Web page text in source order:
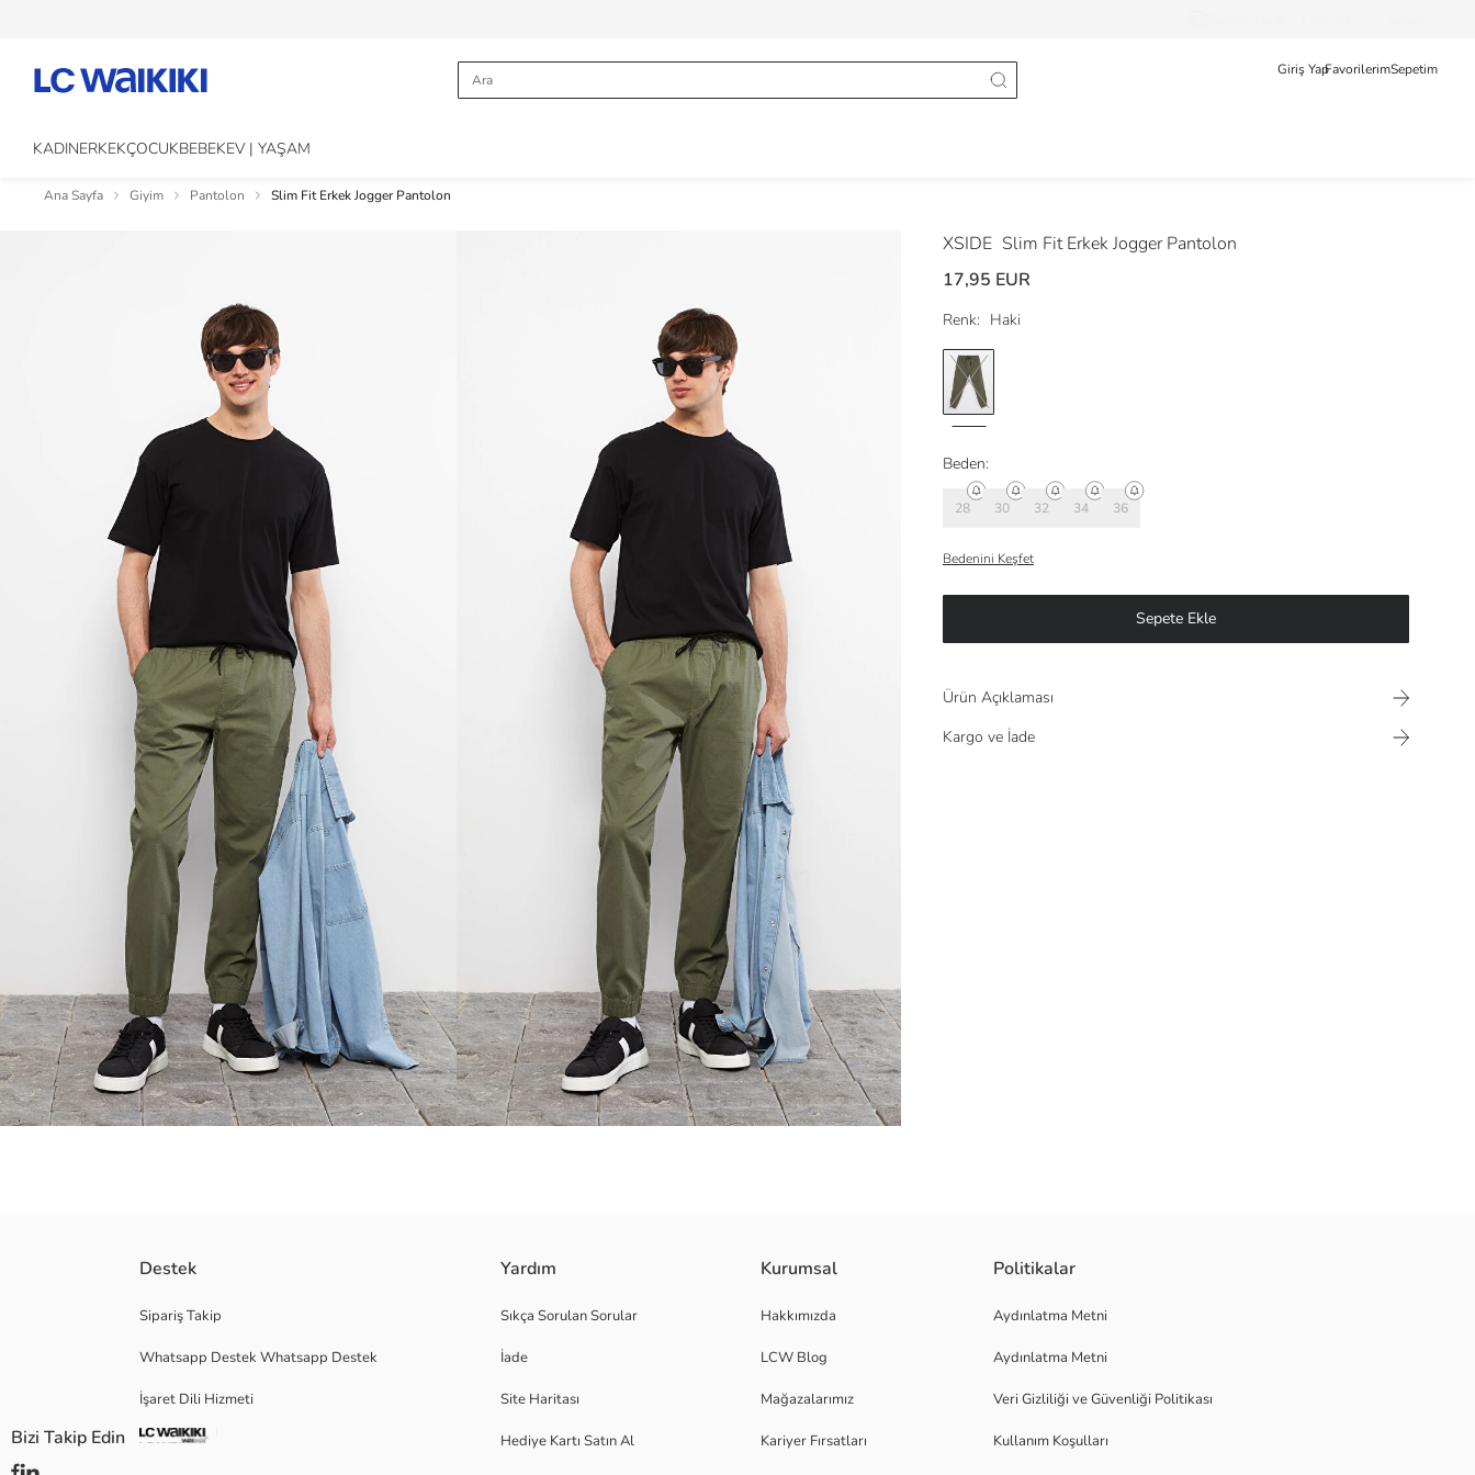
Giriş YapFavorilerimSepetim
KADINERKEKÇOCUKBEBEKEV | YAŞAM
Ana Sayfa Giyim Pantolon Slim Fit Erkek Jogger Pantolon
XSIDE Slim Fit Erkek Jogger Pantolon
17,95 EUR
Renk: Haki
Beden:
28 30 32 34 36
Bedenini Keşfet
Sepete Ekle
Ürün Açıklaması
Kargo ve İade
Pamuklu esnek kumaştan
Marka:
Cinsiyet:
Destek
Sipariş Takip
Whatsapp Destek Whatsapp Destek
İşaret Dili Hizmeti
Yardım
Sıkça Sorulan Sorular
İade
Site Haritası
Hediye Kartı Satın Al
Kurumsal
Hakkımızda
LCW Blog
Mağazalarımız
Kariyer Fırsatları
Politikalar
Aydınlatma Metni
Aydınlatma Metni
Veri Gizliliği ve Güvenliği Politikası
Kullanım Koşulları
Bizi Takip Edin